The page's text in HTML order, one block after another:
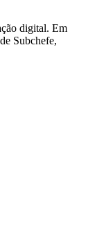
digital. Em
Subchefe,